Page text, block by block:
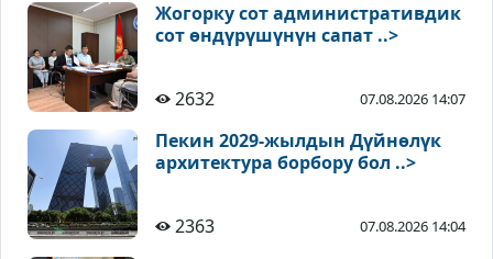
Жогорку сот административдик
сот өндүрүшүнүн сапат ..>
2632 07.08.2026 14:07
Пекин 2029-жылдын Дүйнөлүк
архитектура борбору бол ..>
2363 07.08.2026 14:04